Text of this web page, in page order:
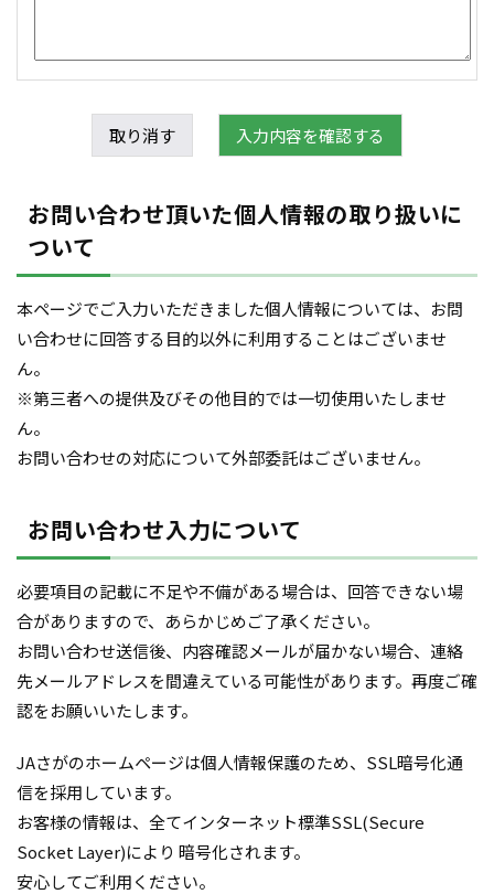
お問い合わせ頂いた個人情報の取り扱いに
ついて
本ページでご入力いただきました個人情報については、お問
い合わせに回答する目的以外に利用することはございませ
ん。
※第三者への提供及びその他目的では一切使用いたしませ
ん。
お問い合わせの対応について外部委託はございません。
お問い合わせ入力について
必要項目の記載に不足や不備がある場合は、回答できない場
合がありますので、あらかじめご了承ください。
お問い合わせ送信後、内容確認メールが届かない場合、連絡
先メールアドレスを間違えている可能性があります。再度ご確
認をお願いいたします。
JAさがのホームページは個人情報保護のため、SSL暗号化通
信を採用しています。
お客様の情報は、全てインターネット標準SSL(Secure
Socket Layer)により 暗号化されます。
安心してご利用ください。